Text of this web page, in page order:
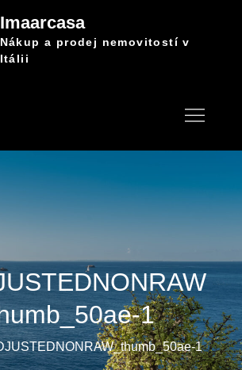
Imaarcasa
Nákup a prodej nemovitostí v
Itálii
1
1